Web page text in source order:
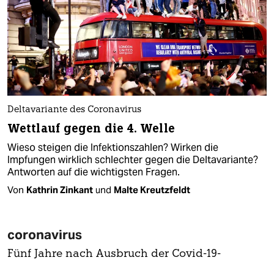
Deltavariante des Coronavirus
Wettlauf gegen die 4. Welle
Wieso steigen die Infektionszahlen? Wirken die
Impfungen wirklich schlechter gegen die Deltavariante?
Antworten auf die wichtigsten Fragen.
Von Kathrin Zinkant und Malte Kreutzfeldt
coronavirus
Fünf Jahre nach Ausbruch der Covid-19-